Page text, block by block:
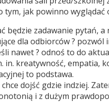
tym, jak powinno
będzie zadawanie pytań,
dla odbiorców ? pozwól
nawet ? odnoś to do
kreatywność, empatia,
to podstawa.
chce dojść gdzie indziej.
i z dużym